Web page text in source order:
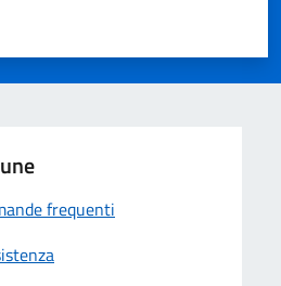
su 5
su 5
5
frequenti